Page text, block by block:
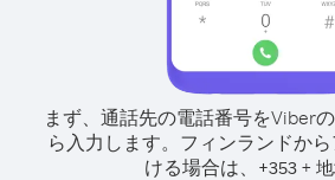
まず、通話先の電話番号をViber
ら入力します。 フィンランドか
ける場合は、
+353+